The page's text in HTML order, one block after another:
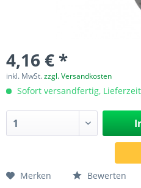
4,16 € *
inkl. MwSt.zzgl. Versandkosten
Sofort versandfertig,
Merken Bewerten